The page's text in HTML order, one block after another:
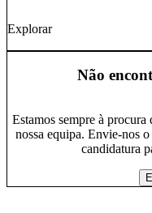
environments.
Explorar
Não
Estamos sempre à procura
nossa equipa. Envie-nos
candidatura